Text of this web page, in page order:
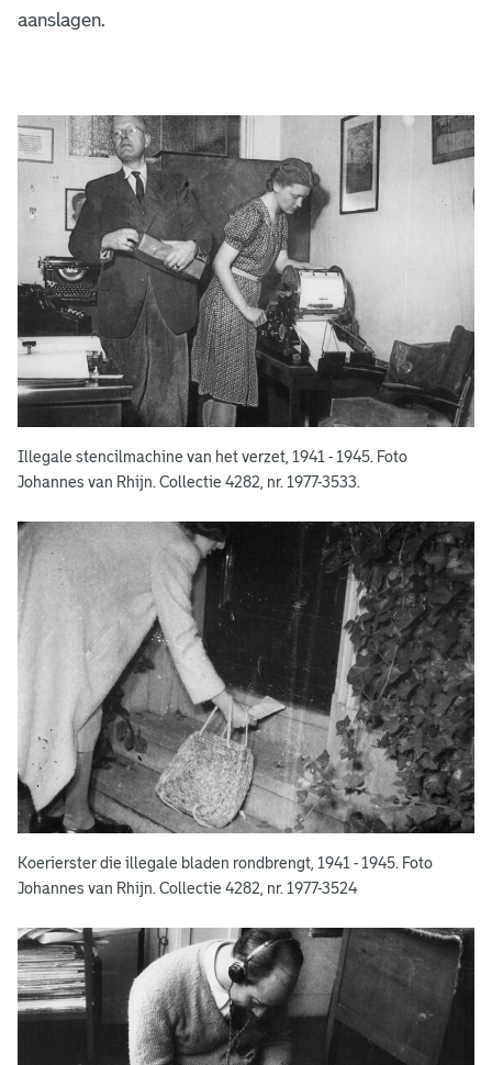
aanslagen.
C
o
a
b
o
r
a
t
i
e
e
n
e
r
z
t
Illegale stencilmachine van het verzet, 1941 - 1945. Foto
Johannes van Rhijn. Collectie 4282, nr. 1977-3533.
Koerierster die illegale bladen rondbrengt, 1941 - 1945. Foto
Johannes van Rhijn. Collectie 4282, nr. 1977-3524